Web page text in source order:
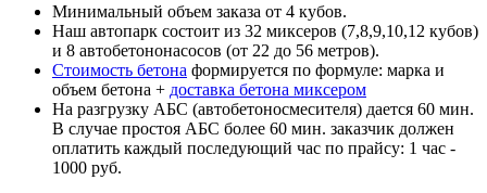
Минимальный объем заказа от 4 кубов.
Наш автопарк состоит из 32 миксеров (7,8,9,10,12 кубов)
и 8 автобетононасосов (от 22 до 56 метров).
Стоимость бетона формируется по формуле: марка и
объем бетона + доставка бетона миксером
На разгрузку АБС (автобетоносмесителя) дается 60 мин.
В случае простоя АБС более 60 мин. заказчик должен
оплатить каждый последующий час по прайсу: 1 час -
1000 руб.